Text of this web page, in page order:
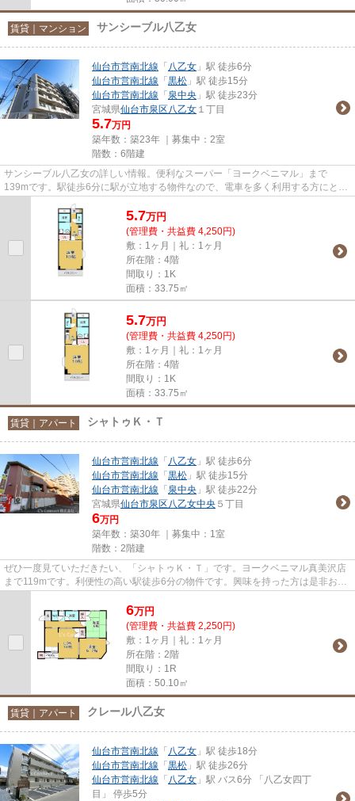
賃貸｜マンション サンシーブル八乙女
仙台市営南北線 「 八乙女 」駅 徒歩6分
仙台市営南北線 「 黒松 」駅 徒歩15分
仙台市営南北線 「 泉中央 」駅 徒歩23分
宮城県仙台市泉区八乙女 １丁目
5.7万円
築年数：築23年 ｜募集中： 2室
階数：6階建
サンシーブル八乙女の詳しい情報。便利なスーパー「ヨークベニマル」まで
139mです。駅徒歩6分に駅が立地する物件なので、電車を多く利用する方にとっ
5.7万円
(管理費・共益費 4,250円)
敷：1ヶ月｜礼：1ヶ月
所在階：4階
間取り：1K
面積：33.75㎡
5.7万円
(管理費・共益費 4,250円)
敷：1ヶ月｜礼：1ヶ月
所在階：4階
間取り：1K
面積：33.75㎡
賃貸｜アパート シャトゥＫ・Ｔ
仙台市営南北線 「 八乙女 」駅 徒歩6分
仙台市営南北線 「 黒松 」駅 徒歩15分
仙台市営南北線 「 泉中央 」駅 徒歩22分
宮城県仙台市泉区八乙女中央 ５丁目
6万円
築年数：築30年 ｜募集中： 1室
階数：2階建
ぜひ一度見ていただきたい、「シャトゥＫ・Ｔ」です。ヨークベニマル真美沢店
まで119mです。利便性の高い駅徒歩6分の物件です。興味を持った方は是非お気
6万円
(管理費・共益費 2,250円)
敷：1ヶ月｜礼：1ヶ月
所在階：2階
間取り：1R
面積：50.10㎡
賃貸｜アパート クレール八乙女
仙台市営南北線 「 八乙女 」駅 徒歩18分
仙台市営南北線 「 黒松 」駅 徒歩26分
仙台市営南北線 「 八乙女 」駅 バス6分 「八乙女四丁
目」 停歩5分